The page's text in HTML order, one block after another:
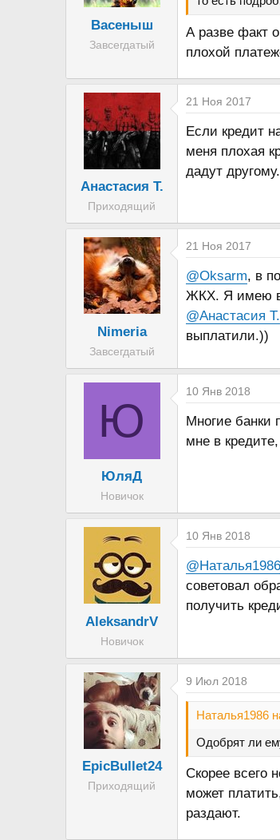
Васеныш
Завсегдатый
А разве факт
плохой
Анастасия Т.
Приходящий
21 Ноя 2017
Если кредит
меня плохая
дадут другому.
Nimeria
Завсегдатый
21 Ноя 2017
@Oksarm, в
ЖКХ. Я имею
@Анастасия Т.
выплатили.))
Ю
ЮляД
Новичок
10 Янв 2018
Многие банки
мне в
AleksandrV
Новичок
10 Янв 2018
@Наталья1986
советовал
получить
EpicBullet24
Приходящий
9 Июл 2018
Наталья1986
Одобрят ли
Скорее всего
может
раздают.